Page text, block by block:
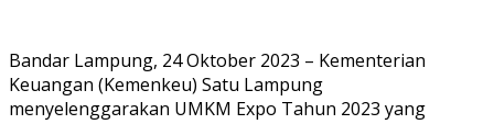
Bandar Lampung, 24 Oktober 2023 – Kementerian
Keuangan (Kemenkeu) Satu Lampung
menyelenggarakan UMKM Expo Tahun 2023 yang